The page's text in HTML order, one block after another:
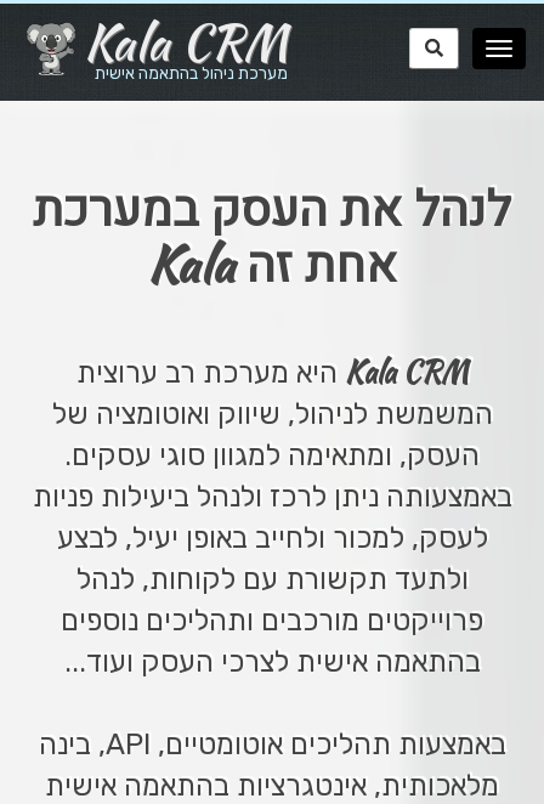
Kala CRM
מערכת ניהול בהתאמה אישית
לנהל את העסק במערכת
אחת זהKala
Kala CRM היא מערכת רב ערוצית
המשמשת לניהול, שיווק ואוטומציה של
העסק, ומתאימה למגוון סוגי עסקים.
באמצעותה ניתן לרכז ולנהל ביעילות פניות
לעסק, למכור ולחייב באופן יעיל, לבצע
ולתעד תקשורת עם לקוחות, לנהל
פרוייקטים מורכבים ותהליכים נוספים
בהתאמה אישית לצרכי העסק ועוד...
באמצעות תהליכים אוטומטיים, API, בינה
מלאכותית, אינטגרציות בהתאמה אישית